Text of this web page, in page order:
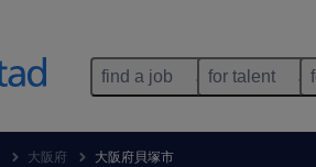
find a job for talent
大阪府 大阪府貝塚市